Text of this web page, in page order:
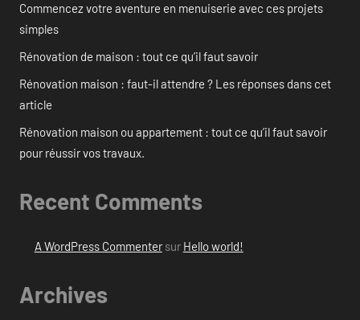
Commencez votre aventure en menuiserie avec ces projets
simples
Rénovation de maison : tout ce qu’il faut savoir
Rénovation maison : faut-il attendre ? Les réponses dans cet
article
Rénovation maison ou appartement : tout ce qu’il faut savoir
pour réussir vos travaux.
Recent Comments
A WordPress Commentersur Hello world!
Archives